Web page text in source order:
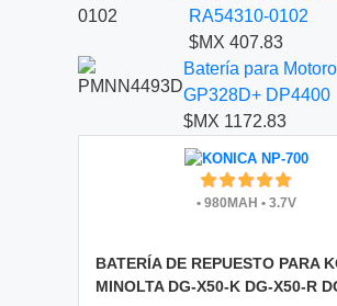
RA54310-0102
$MX 407.83
Batería para
GP328D+ DP4400
$MX 1172.83
•980MAH •3.7V
BATERÍA DE REPUESTO PARA
MINOLTA DG-X50-K DG-X50-R